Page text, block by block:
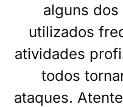
alguns
utilizados
atividades
todos
ataques.